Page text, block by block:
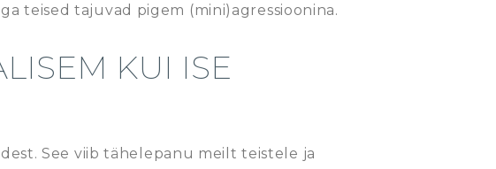
teised tajuvad pigem (mini)agressioonina.
KUI ISE
See viib tähelepanu meilt teistele ja